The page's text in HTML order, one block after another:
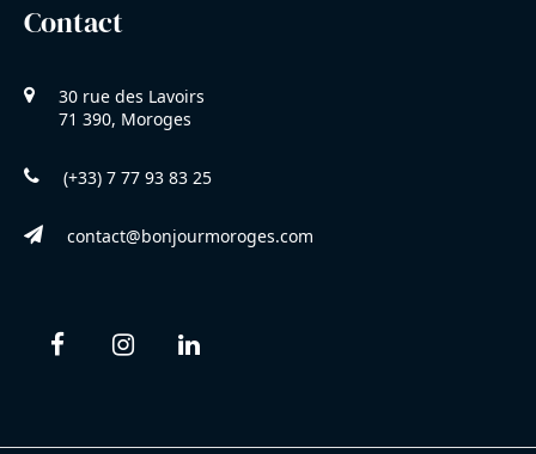
Contact
30 rue des Lavoirs
71 390, Moroges
(+33) 7 77 93 83 25
contact@bonjourmoroges.com